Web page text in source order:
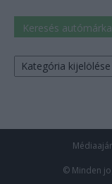
Keresés
Keresés
autómárka
© Minden